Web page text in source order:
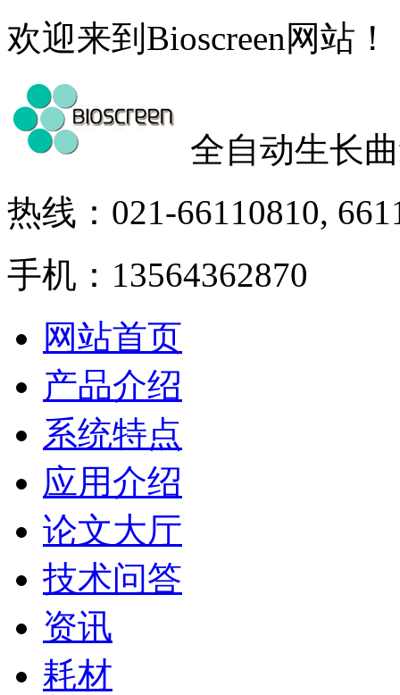
欢迎来到Bioscreen网站！
全自动生长
热线：021-66110810,
手机：13564362870
网站首页
产品介绍
系统特点
应用介绍
论文大厅
技术问答
资讯
耗材